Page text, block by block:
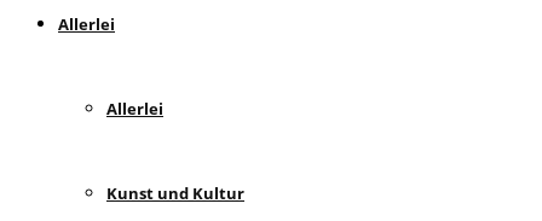
Allerlei
Allerlei
Kunst und Kultur